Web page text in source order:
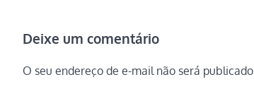
Deixe um comentário
O seu endereço de e-mail não será publicado.